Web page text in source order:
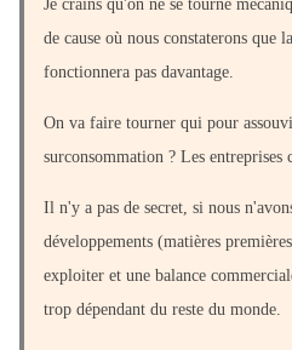
Je crains qu'on ne se tourne
de cause où nous constaterons que
fonctionnera pas davantage.
On va faire tourner qui pour
surconsommation ? Les entreprises
Il n'y a pas de secret, si nous
développements (matières
exploiter et une balance
trop dépendant du reste du monde.